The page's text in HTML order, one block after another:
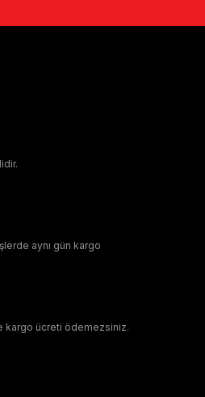
aynı gün kargo
kargo ücreti ödemezsiniz.